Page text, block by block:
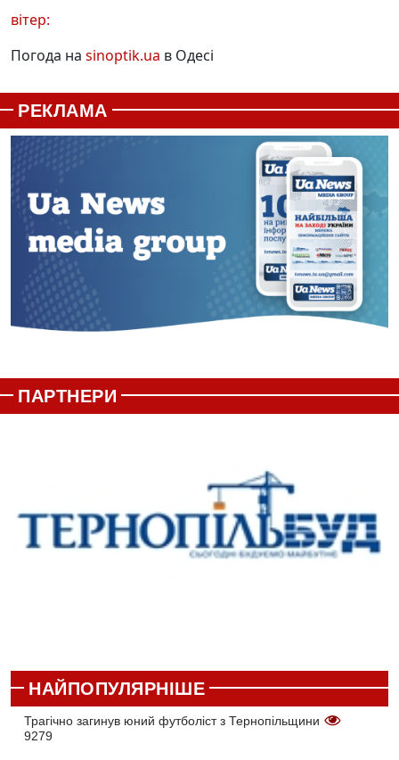
вітер:
Погода на sinoptik.ua в Одесі
РЕКЛАМА
ПАРТНЕРИ
НАЙПОПУЛЯРНІШЕ
Трагічно загинув юний футболіст з Тернопільщини
9279